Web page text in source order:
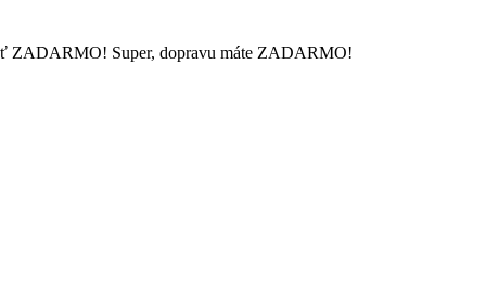
ZADARMO! Super, dopravu máte ZADARMO!